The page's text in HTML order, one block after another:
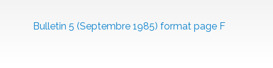
Bulletin 5 (Septembre 1985) format page F